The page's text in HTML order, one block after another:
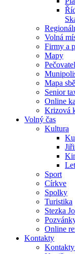
Volná
Firmy a
Mapy
Mapa
Senior
Online
Krizová
Volný čas
Kultura
Sport
Církve
Spolky
Turistika
Stezka
Online
Kontakty